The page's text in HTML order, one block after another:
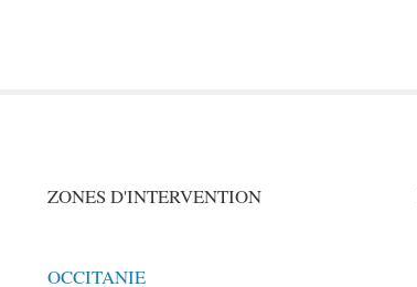
ZONES D'INTERVENTION
OCCITANIE